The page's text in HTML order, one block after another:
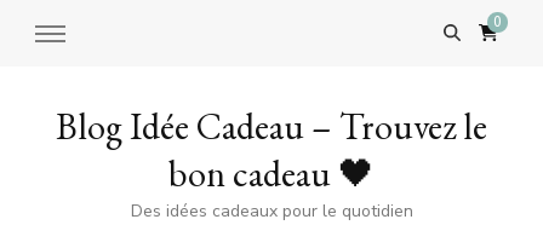
0
Blog Idée Cadeau – Trouvez le
bon cadeau 🖤
Des idées cadeaux pour le quotidien